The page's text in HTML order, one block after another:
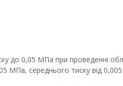
до 0,05 МПа при проведенні
МПа, середнього тиску від